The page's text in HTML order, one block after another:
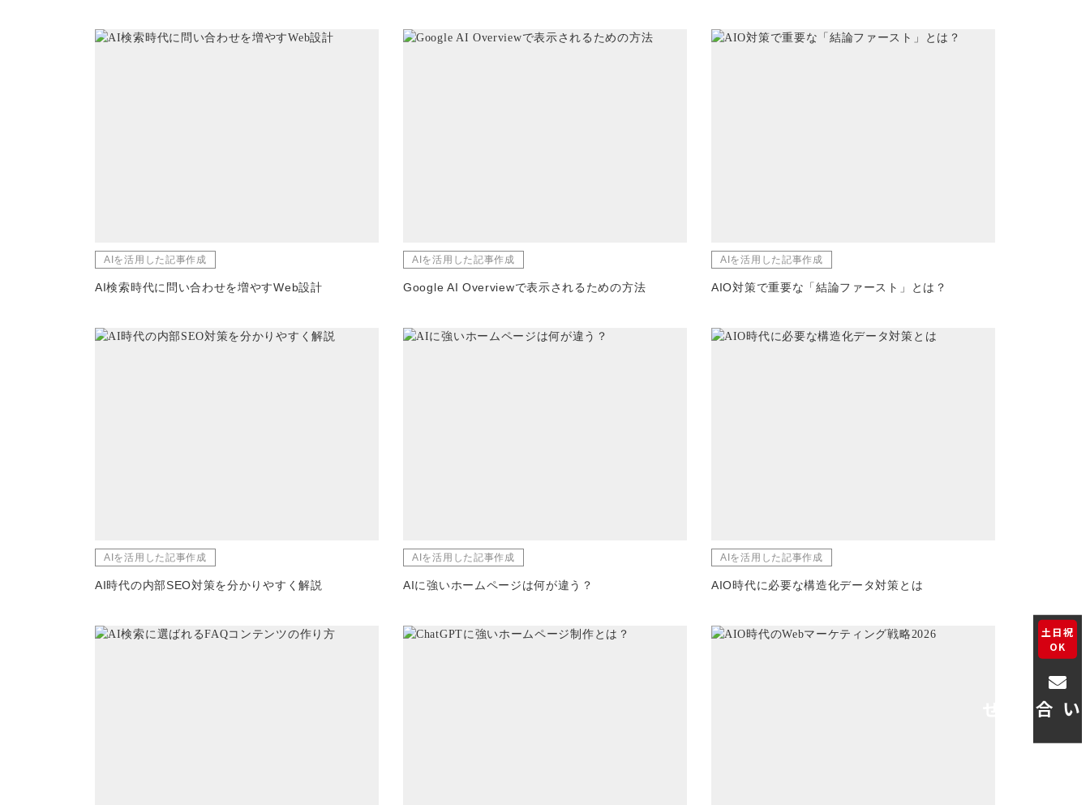
AIを活用した記事作成
AI検索時代に問い合わせを増やすWeb設計
AIを活用した記事作成
Google AI Overviewで表示されるための方法
AIを活用した記事作成
AIO対策で重要な「結論ファースト」とは？
AIを活用した記事作成
AI時代の内部SEO対策を分かりやすく解説
AIを活用した記事作成
AIに強いホームページは何が違う？
AIを活用した記事作成
AIO時代に必要な構造化データ対策とは
土日祝
OK